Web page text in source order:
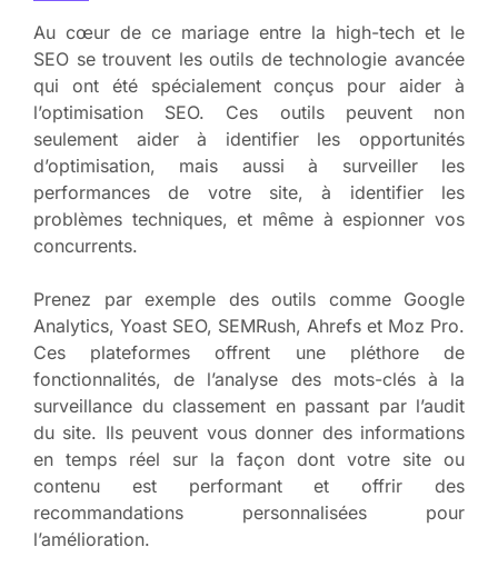
Au cœur de ce mariage entre la high-tech et le
SEO se trouvent les outils de technologie avancée
qui ont été spécialement conçus pour aider à
l’optimisation SEO. Ces outils peuvent non
seulement aider à identifier les opportunités
d’optimisation, mais aussi à surveiller les
performances de votre site, à identifier les
problèmes techniques, et même à espionner vos
concurrents.
Prenez par exemple des outils comme Google
Analytics, Yoast SEO, SEMRush, Ahrefs et Moz Pro.
Ces plateformes offrent une pléthore de
fonctionnalités, de l’analyse des mots-clés à la
surveillance du classement en passant par l’audit
du site. Ils peuvent vous donner des informations
en temps réel sur la façon dont votre site ou
contenu est performant et offrir des
recommandations personnalisées pour
l’amélioration.